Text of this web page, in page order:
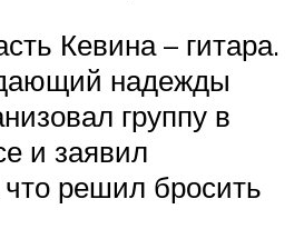
Кевина – гитара.
надежды
группу в
и заявил
решил бросить